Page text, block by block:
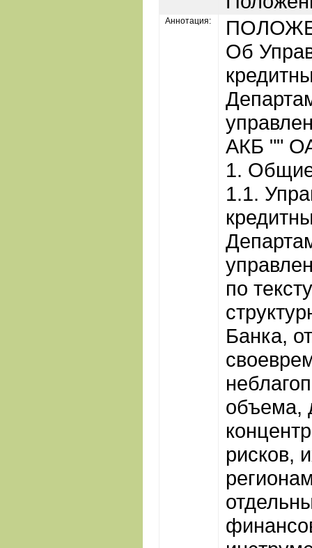
Аннотация:
Об
АКБ ""
1.
1.1.
по
Банка,
объема,
рисков,